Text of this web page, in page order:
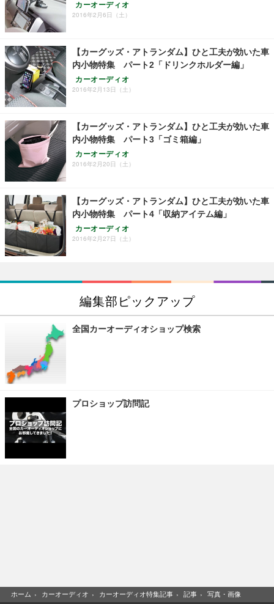
カーオーディオ
2016年2月6日（土）
【カーグッズ・アトランダム】ひと工夫が効いた車
内小物特集 パート2「ドリンクホルダー編」
カーオーディオ
2016年2月13日（土）
【カーグッズ・アトランダム】ひと工夫が効いた車
内小物特集 パート3「ゴミ箱編」
カーオーディオ
2016年2月20日（土）
【カーグッズ・アトランダム】ひと工夫が効いた車
内小物特集 パート4「収納アイテム編」
カーオーディオ
2016年2月27日（土）
編集部ピックアップ
全国カーオーディオショップ検索
プロショップ訪問記
ホーム › カーオーディオ › カーオーディオ特集記事 › 記事 › 写真・画像